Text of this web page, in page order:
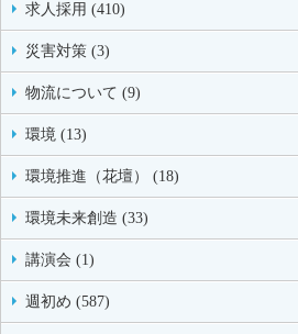
求人採用 (410)
災害対策 (3)
物流について (9)
環境 (13)
環境推進（花壇） (18)
環境未来創造 (33)
講演会 (1)
週初め (587)